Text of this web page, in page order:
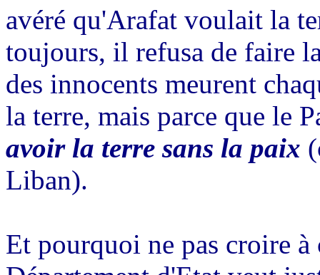
avéré qu'Arafat voulait la
toujours, il refusa de faire
des innocents meurent
la terre, mais parce que le
avoir la terre sans la paix
Liban).
Et pourquoi ne pas croire